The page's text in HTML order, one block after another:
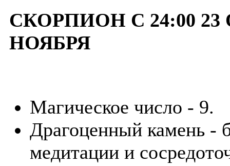
СКОРПИОН С 24:00 23
НОЯБРЯ
Магическое число - 9.
Драгоценный камень -
медитации и